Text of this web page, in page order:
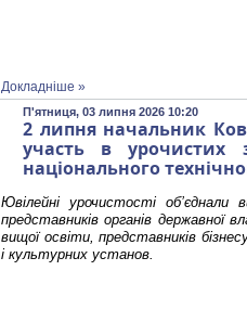
Докладніше »
П'ятниця, 03 липня 2026 10:20
2 липня начальник
участь в урочистих
національного
Ювілейні урочистості об’єднали
представників органів державної
вищої освіти, представників
і культурних установ.